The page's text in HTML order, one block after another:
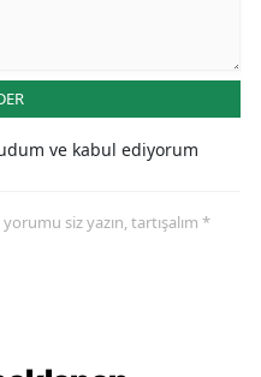
ve kabul ediyorum
siz yazın, tartışalım *